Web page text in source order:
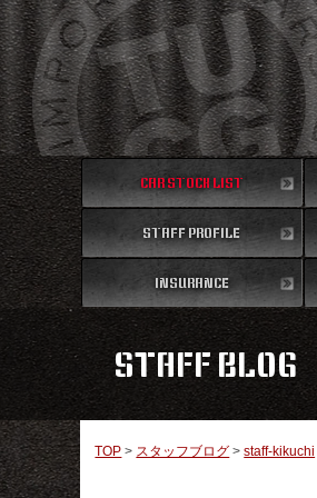
CAR STOCK LIST
在庫車両情報
STAFF PROFILE
スタッフ紹介
INSURANCE
STAFF BLOG
TOP > スタッフブログ >staff-kikuchi